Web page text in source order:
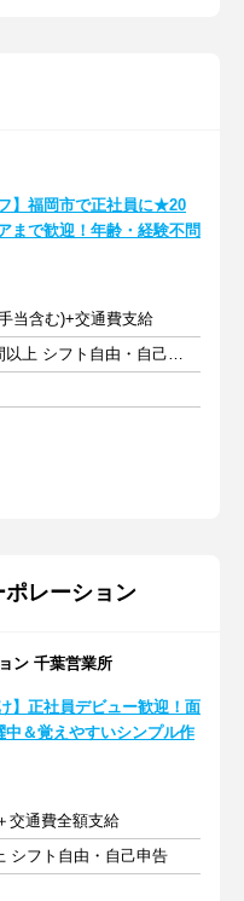
】福岡市で正社員に★20
まで歓迎！年齢・経験不問
当含む)+交通費支給
週5日以上 1日8時間以上 シフト自由・自己申告
レーション
ン 千葉営業所
】正社員デビュー歓迎！面
＆覚えやすいシンプル作
交通費全額支給
シフト自由・自己申告